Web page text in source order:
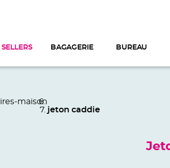
SELLERS BAGAGERIE BUREAU
maison
jeton caddie